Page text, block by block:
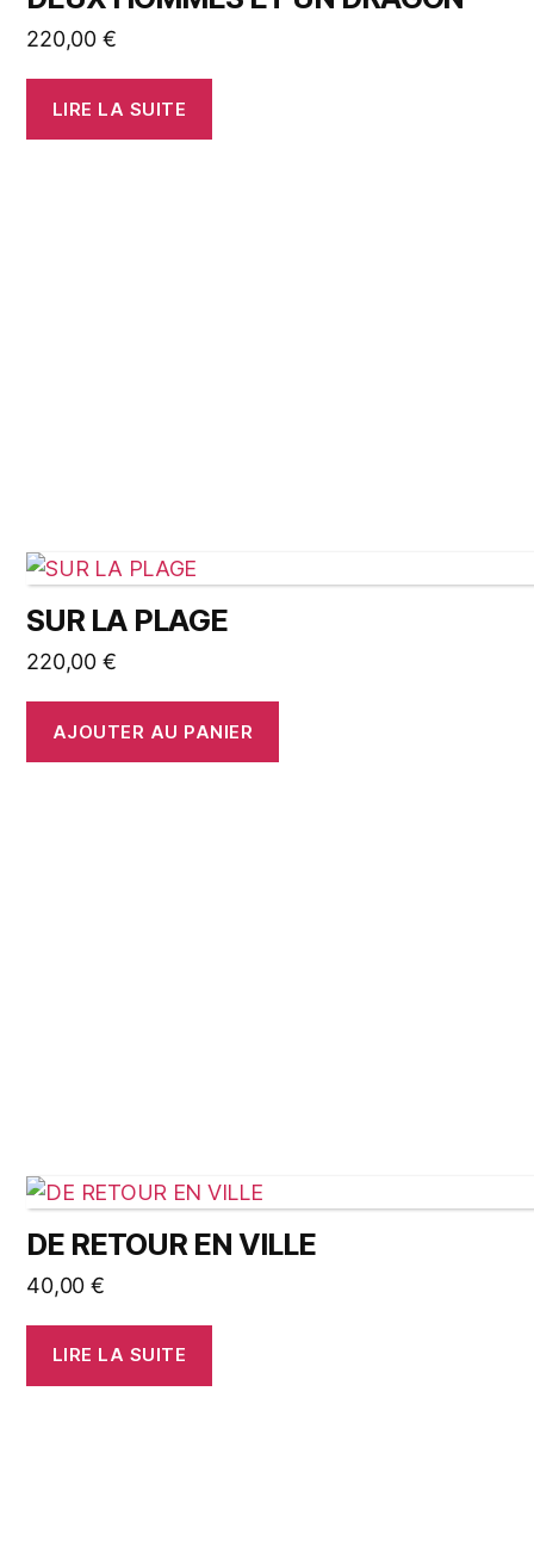
220,00 €
LIRE LA SUITE
SUR LA PLAGE
220,00 €
AJOUTER AU PANIER
DE RETOUR EN VILLE
40,00 €
LIRE LA SUITE